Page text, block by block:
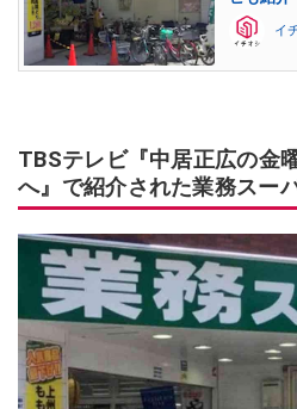
イ
TBSテレビ『中居正広の金
へ』で紹介された業務スー